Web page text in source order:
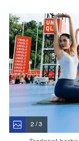
2 / 3